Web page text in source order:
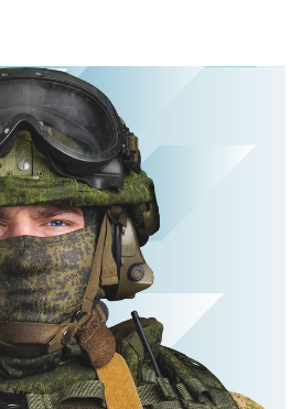
видео
пересмотришь
не раз